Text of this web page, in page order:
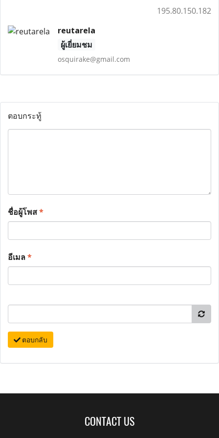
195.80.150.182
reutarela
ผู้เยี่ยมชม
osquirake@gmail.com
ตอบกระทู้
ชื่อผู้โพส*
อีเมล*
ตอบกลับ
CONTACT US